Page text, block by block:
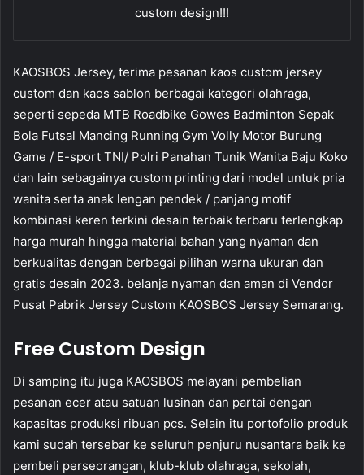
custom design!!!
KAOSBOS Jersey, terima pesanan kaos custom jersey
custom dan kaos sablon berbagai kategori olahraga,
seperti sepeda MTB Roadbike Gowes Badminton Sepak
Bola Futsal Mancing Running Gym Volly Motor Burung
Game / E-sport TNI/ Polri Panahan Tunik Wanita Baju Koko
dan lain sebagainya custom printing dari model untuk pria
wanita serta anak lengan pendek / panjang motif
kombinasi keren terkini desain terbaik terbaru terlengkap
harga murah hingga material bahan yang nyaman dan
berkualitas dengan berbagai pilihan warna ukuran dan
gratis desain 2023. belanja nyaman dan aman di Vendor
Pusat Pabrik Jersey Custom KAOSBOS Jersey Semarang.
Free Custom Design
Di samping itu juga KAOSBOS melayani pembelian
pesanan ecer atau satuan lusinan dan partai dengan
kapasitas produksi ribuan pcs. Selain itu portofolio produk
kami sudah tersebar ke seluruh penjuru nusantara baik ke
pembeli perseorangan, klub-klub olahraga, sekolah,